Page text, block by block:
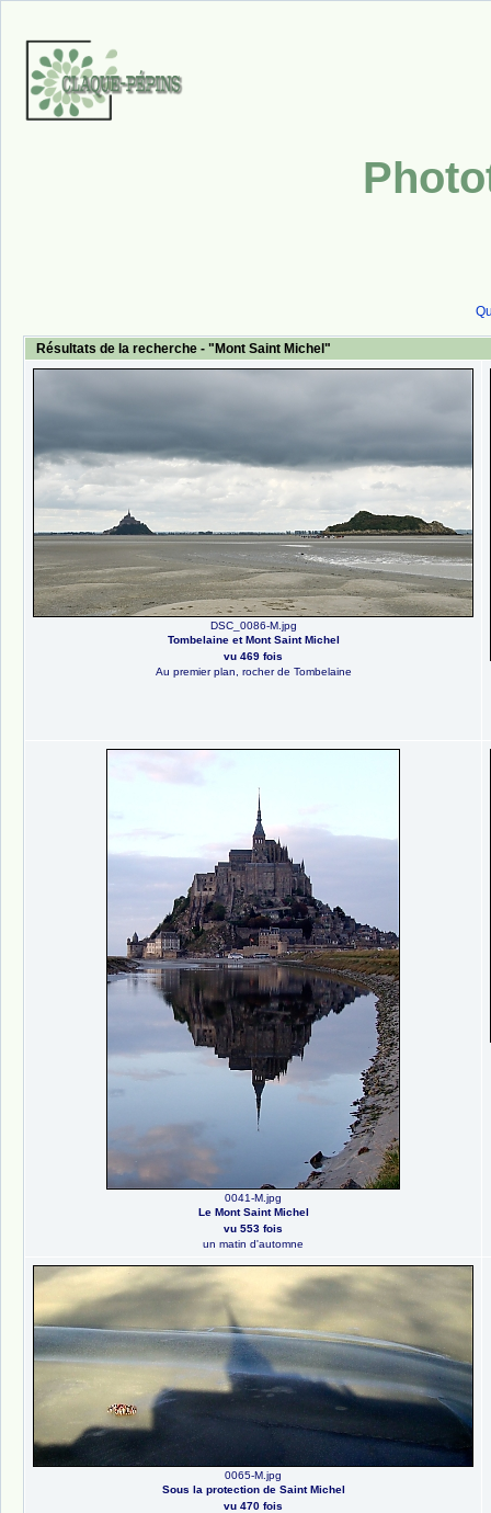
Résultats de la recherche - "Mont Saint Michel"
DSC_0086-M.jpg
Tombelaine et Mont Saint Michel
vu 469 fois
Au premier plan, rocher de Tombelaine
0041-M.jpg
Le Mont Saint Michel
vu 553 fois
un matin d'automne
0065-M.jpg
Sous la protection de Saint Michel
vu 470 fois